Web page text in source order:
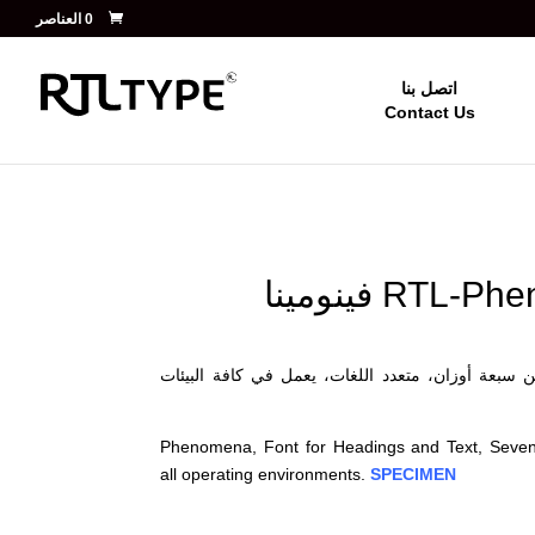
اتصل بنا
Contact Us
أوزان، متعدد اللغات، يعمل في كافة البيئات
Phenomena, Font for Headings and Text,
all operating environments.SPECIMEN